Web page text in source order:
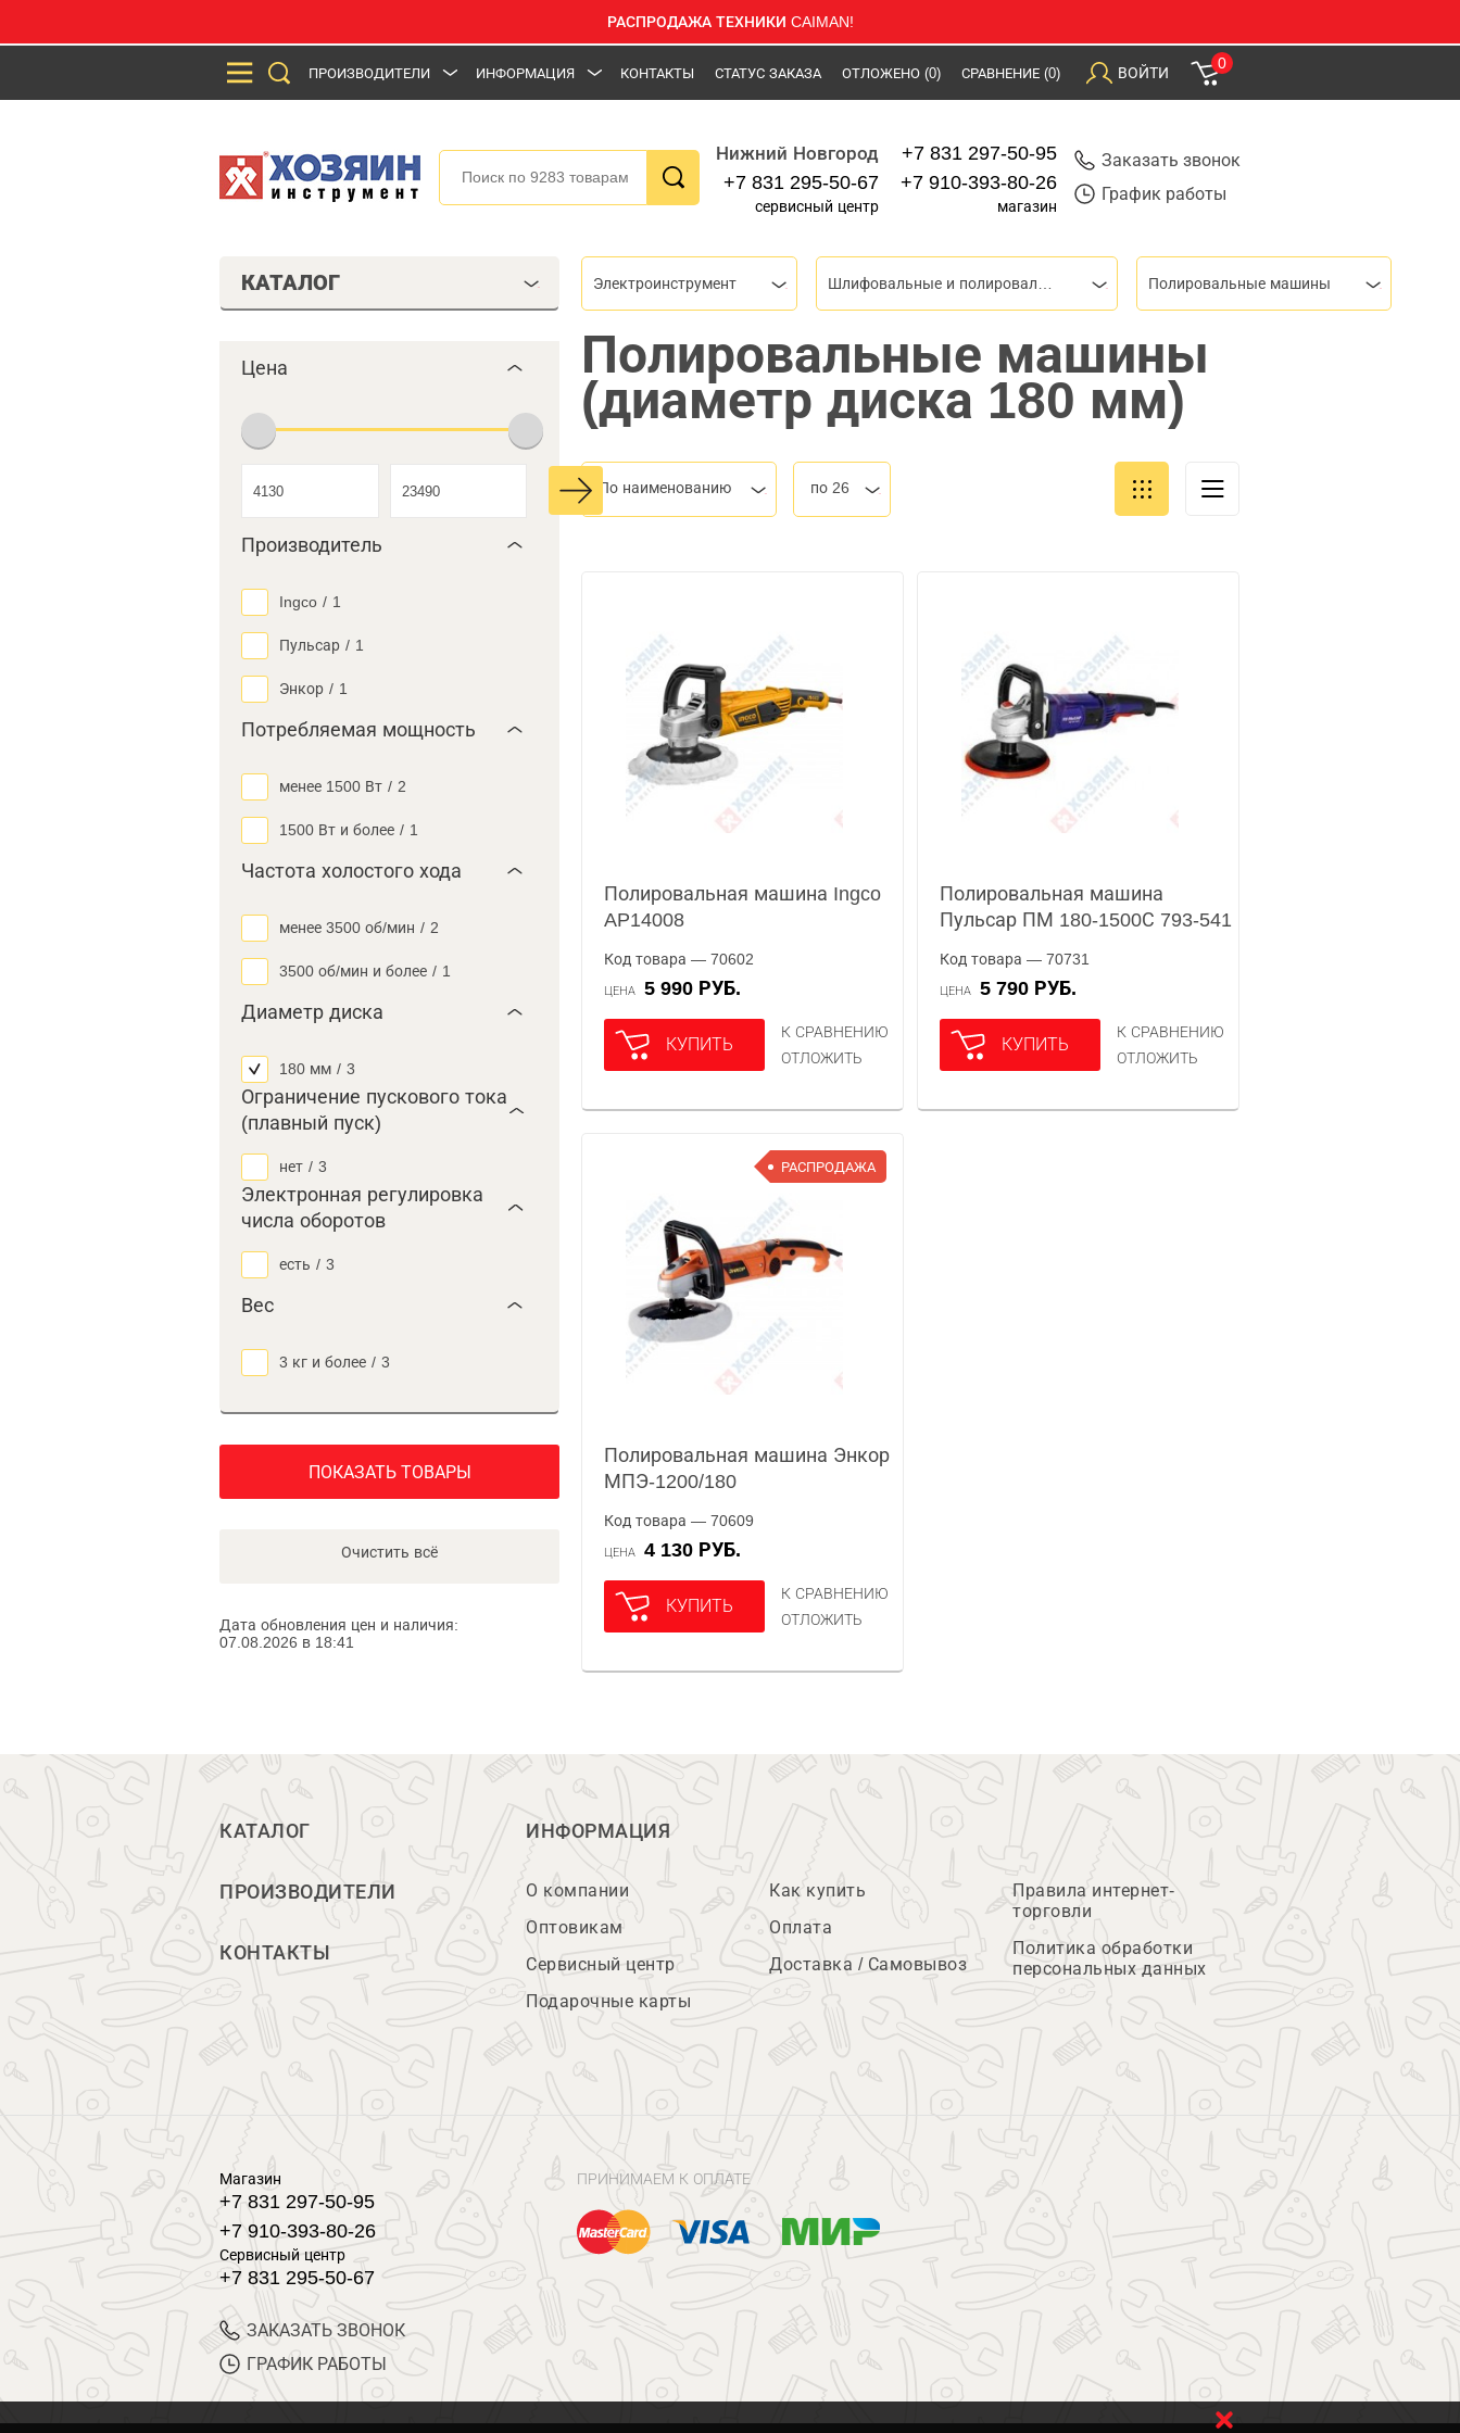
РАСПРОДАЖА ТЕХНИКИ CAIMAN!
ПРОИЗВОДИТЕЛИ ИНФОРМАЦИЯ КОНТАКТЫ СТАТУС ЗАКАЗА ОТЛОЖЕНО (0) СРАВНЕНИЕ (0) ВОЙТИ
0
Нижний Новгород
+7 831 295-50-67
сервисный центр
+7 831 297-50-95
+7 910-393-80-26
магазин
Заказать звонок
График работы
КАТАЛОГ
Цена
Производитель
Ingco / 1
Пульсар / 1
Энкор / 1
Потребляемая мощность
менее 1500 Вт / 2
1500 Вт и более / 1
Частота холостого хода
менее 3500 об/мин / 2
3500 об/мин и более / 1
Диаметр диска
180 мм / 3
Ограничение пускового тока
(плавный пуск)
нет / 3
Электронная регулировка
числа оборотов
есть / 3
Вес
3 кг и более / 3
ПОКАЗАТЬ ТОВАРЫ
Очистить всё
Дата обновления цен и наличия:
07.08.2026 в 18:41
Электроинструмент Полировальные машины
Полировальные машины
(диаметр диска 180 мм)
По наименованию по 26
Полировальная машина Ingco
AP14008
Код товара — 70602
ЦЕНА 5 990 РУБ.
КУПИТЬ
К СРАВНЕНИЮ
ОТЛОЖИТЬ
Полировальная машина
Пульсар ПМ 180-1500С 793-541
Код товара — 70731
ЦЕНА 5 790 РУБ.
КУПИТЬ
К СРАВНЕНИЮ
ОТЛОЖИТЬ
РАСПРОДАЖА
Полировальная машина Энкор
МПЭ-1200/180
Код товара — 70609
ЦЕНА 4 130 РУБ.
КУПИТЬ
К СРАВНЕНИЮ
ОТЛОЖИТЬ
КАТАЛОГ
ПРОИЗВОДИТЕЛИ
КОНТАКТЫ
ИНФОРМАЦИЯ
О компании
Оптовикам
Сервисный центр
Подарочные карты
Как купить
Оплата
Доставка / Самовывоз
Правила интернет-
торговли
Политика обработки
персональных данных
Магазин
+7 831 297-50-95
+7 910-393-80-26
Сервисный центр
+7 831 295-50-67
ЗАКАЗАТЬ ЗВОНОК
ГРАФИК РАБОТЫ
ПРИНИМАЕМ К ОПЛАТЕ